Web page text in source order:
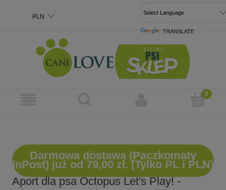
TRANSLATE
Darmowa dostawa (Paczkomaty
InPost) już od 79,00 zł. (Tylko PL i PLN)
Aport dla psa Octopus Let's Play! -